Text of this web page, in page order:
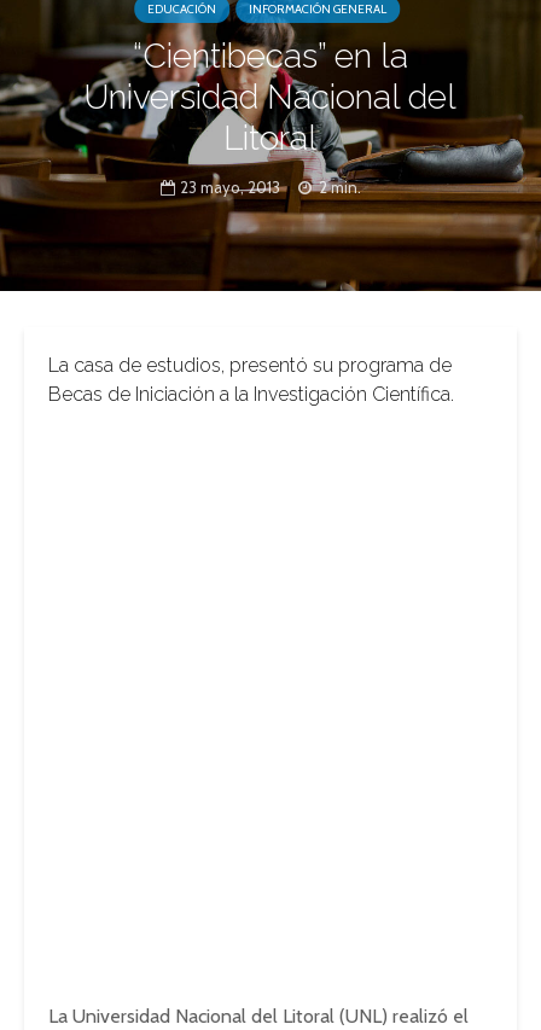
EDUCACIÓN INFORMACIÓN GENERAL
“Cientibecas” en la
Universidad Nacional del
Litoral
23 mayo, 2013 2 min.
La casa de estudios, presentó su programa de
Becas de Iniciación a la Investigación Científica.
La Universidad Nacional del Litoral (UNL) realizó el